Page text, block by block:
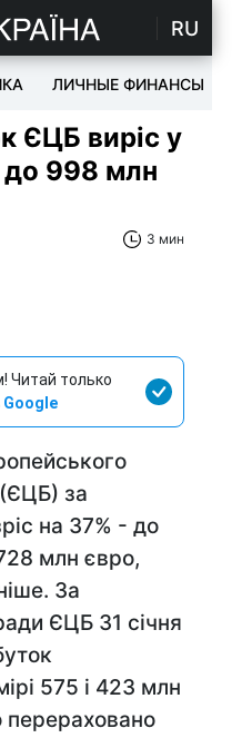
RU
ЛИЧНЫЕ ФИНАНСЫ
ЄЦБ виріс у
до 998 млн
3 мин
Читай только
Google
за
на 37% - до
млн євро,
За
ЄЦБ 31 січня
575 і 423 млн
перераховано